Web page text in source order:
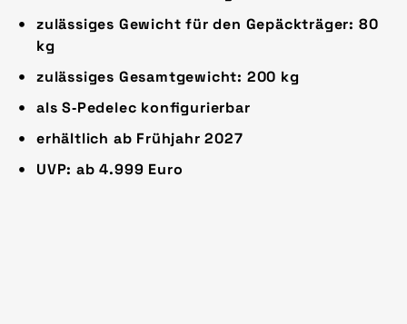
zulässiges Gewicht für den Gepäckträger: 80
kg
zulässiges Gesamtgewicht: 200 kg
als S‑Pedelec konfigurierbar
erhältlich ab Frühjahr 2027
UVP: ab 4.999 Euro